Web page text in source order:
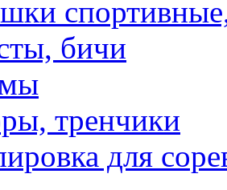
бичи
тренчики
для